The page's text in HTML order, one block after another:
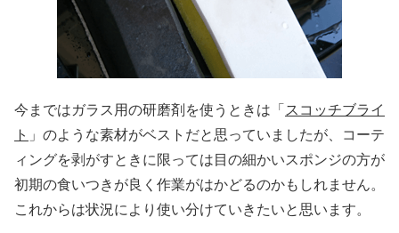
今まではガラス用の研磨剤を使うときは「 スコッチブライ
ト 」のような素材がベストだと思っていましたが、コーテ
ィングを剥がすときに限っては目の細かいスポンジの方が
初期の食いつきが良く作業がはかどるのかもしれません。
これからは状況により使い分けていきたいと思います。